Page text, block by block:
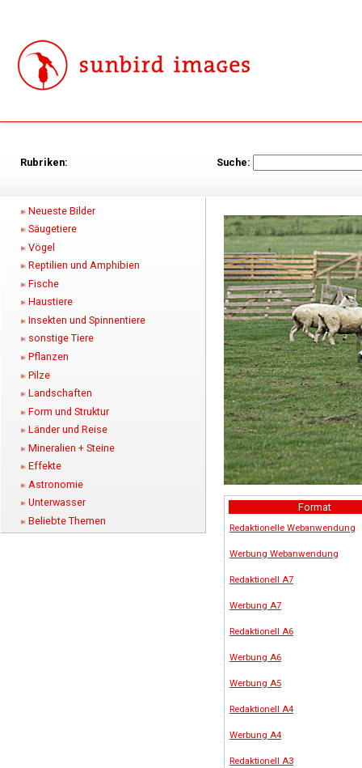
Rubriken: Suche:
Neueste Bilder
Säugetiere
Vögel
Reptilien und Amphibien
Fische
Haustiere
Insekten und Spinnentiere
sonstige Tiere
Pflanzen
Pilze
Landschaften
Form und Struktur
Länder und Reise
Mineralien + Steine
Effekte
Astronomie
Unterwasser
Beliebte Themen
Format
Redaktionelle Webanwendung
Werbung Webanwendung
Redaktionell A7
Werbung A7
Redaktionell A6
Werbung A6
Werbung A5
Redaktionell A4
Werbung A4
Redaktionell A3